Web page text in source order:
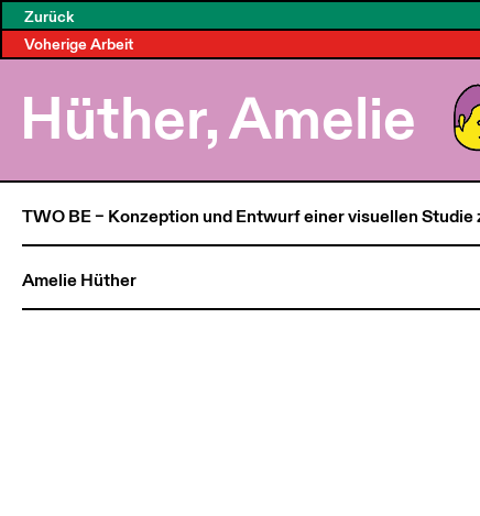
Zurück
Voherige Arbeit
Hüther, Amelie
TWO BE – Konzeption und Entwurf einer visuellen
Amelie Hüther